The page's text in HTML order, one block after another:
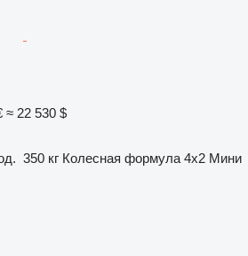
≈ 22 530 $
350 кг Колесная формула 4x2 Мини